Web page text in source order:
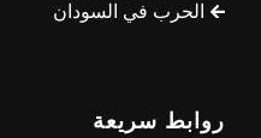
الحرب في السودان
روابط سريعة